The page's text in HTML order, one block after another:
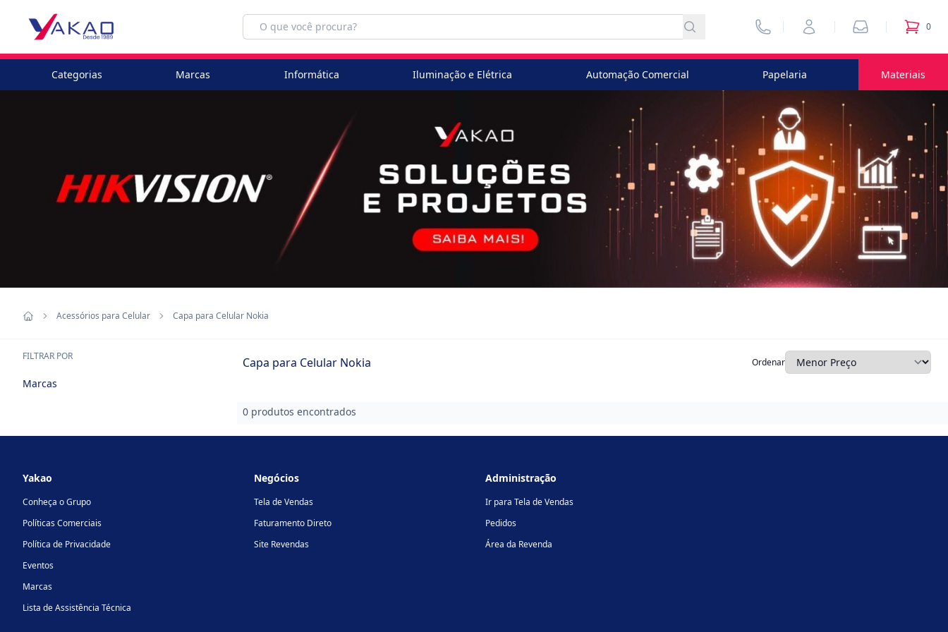
VendedoresMinha ContaPedidos 0
itens
Categorias Marcas Informática Iluminação e Elétrica Automação Comercial Papelaria Materiais
Acessórios para Celular Capa para Celular Nokia
FILTRAR POR Capa para Celular Nokia Ordenar
Marcas
0 produtos encontrados
Yakao
Conheça o Grupo
Políticas Comerciais
Política de Privacidade
Eventos
Marcas
Lista de Assistência Técnica
Negócios
Tela de Vendas
Faturamento Direto
Site Revendas
Administração
Ir para Tela de Vendas
Pedidos
Área da Revenda